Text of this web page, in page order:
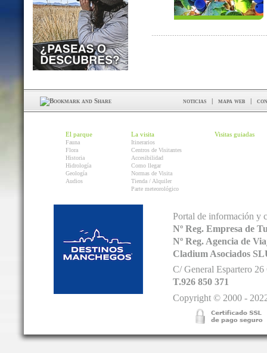
noticias | mapa web |
El parque
Fauna
Flora
Historia
Hidrología
Geología
Audios
La visita
Itinerarios
Centros de Visitantes
Accesibilidad
Como llegar
Normas de Visita
Tienda / Alquiler
Parte meteorológico
Visitas guiadas
Portal de información y
Nº Reg. Empresa de
Nº Reg. Agencia de
Cladium Asociados
C/ General Espartero
T.926 850 371
Copyright © 2000 -